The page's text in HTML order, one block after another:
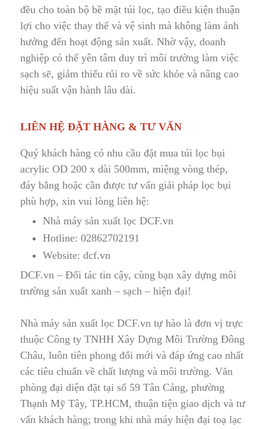
đều cho toàn bộ bề mặt túi lọc, tạo điều kiện thuận
lợi cho việc thay thế và vệ sinh mà không làm ảnh
hưởng đến hoạt động sản xuất. Nhờ vậy, doanh
nghiệp có thể yên tâm duy trì môi trường làm việc
sạch sẽ, giảm thiểu rủi ro về sức khỏe và nâng cao
hiệu suất vận hành lâu dài.
LIÊN HỆ ĐẶT HÀNG & TƯ VẤN
Quý khách hàng có nhu cầu đặt mua túi lọc bụi
acrylic OD 200 x dài 500mm, miệng vòng thép,
đáy bằng hoặc cần được tư vấn giải pháp lọc bụi
phù hợp, xin vui lòng liên hệ:
Nhà máy sản xuất lọc DCF.vn
Hotline: 02862702191
Website: dcf.vn
DCF.vn – Đối tác tin cậy, cùng bạn xây dựng môi
trường sản xuất xanh – sạch – hiện đại!
Nhà máy sản xuất lọc DCF.vn tự hào là đơn vị trực
thuộc Công ty TNHH Xây Dựng Môi Trường Đông
Châu, luôn tiên phong đổi mới và đáp ứng cao nhất
các tiêu chuẩn về chất lượng và môi trường. Văn
phòng đại diện đặt tại số 59 Tân Cảng, phường
Thạnh Mỹ Tây, TP.HCM, thuận tiện giao dịch và tư
vấn khách hàng; trong khi nhà máy hiện đại toạ lạc